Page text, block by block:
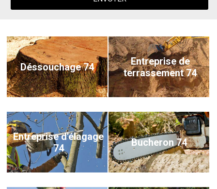
Déssouchage 74
Entreprise de
terrassement 74
Entreprise d'élagage
74
Bucheron 74